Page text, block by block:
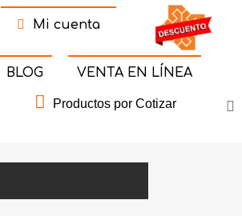
Mi cuenta
BLOG VENTA EN LÍNEA
Productos por Cotizar